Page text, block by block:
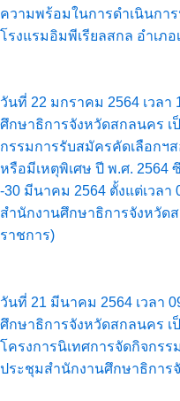
ความพร้อมในการดำเนินกา
โรงแรมอิมพีเรียลสกล อำเภ
วันที่ 22 มกราคม 2564 เวลา
ศึกษาธิการจังหวัดสกลนคร
กรรมการรับสมัครคัดเลือกฯ
หรือมีเหตุพิเศษ ปี พ.ศ. 2564
-30 มีนาคม 2564 ตั้งแต่เวลา
สำนักงานศึกษาธิการจังหวัด
ราชการ)
วันที่ 21 มีนาคม 2564 เวลา
ศึกษาธิการจังหวัดสกลนคร เ
โครงการนิเทศการจัดกิจกร
ประชุมสำนักงานศึกษาธิการ